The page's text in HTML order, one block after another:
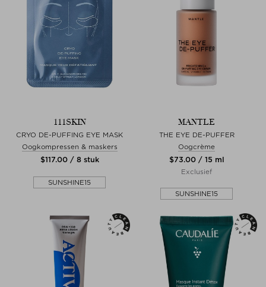
111SKIN
CRYO DE-PUFFING EYE MASK
Oogkompressen & maskers
$‌117.00 / 8 stuk
SUNSHINE15
MANTLE
THE EYE DE-PUFFER
Oogcrème
$‌73.00 / 15 ml
Exclusief
SUNSHINE15